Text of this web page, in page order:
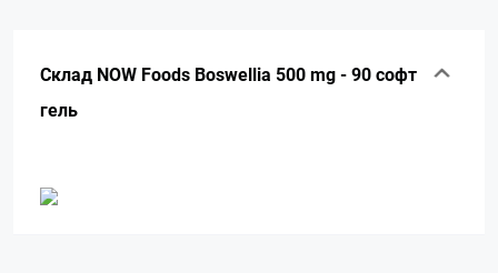
Склад NOW Foods Boswellia 500 mg - 90 софт
гель